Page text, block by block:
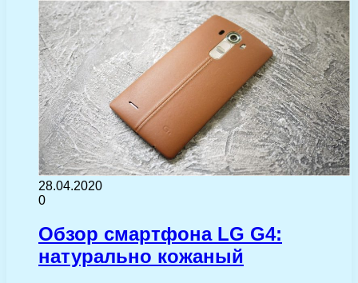
28.04.2020
0
Обзор смартфона LG G4:
натурально кожаный